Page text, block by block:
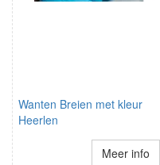
Wanten Breien met kleur
Heerlen
Meer info